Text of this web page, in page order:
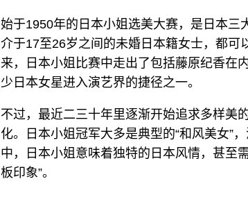
始于1950年的日本小姐选美大赛，是日本三
介于17至26岁之间的未婚日本籍女士，都可
来，日本小姐比赛中走出了包括藤原纪香在
少日本女星进入演艺界的捷径之一。
不过，最近二三十年里逐渐开始追求多样美
化。日本小姐冠军大多是典型的“和风美女”
中，日本小姐意味着独特的日本风情，甚至
板印象”。